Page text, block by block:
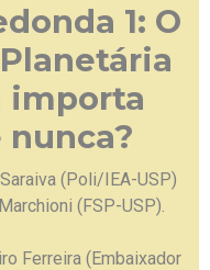
1: O
importa
nunca?
(Poli/IEA-USP)
(FSP-USP).
Ferreira (Embaixador